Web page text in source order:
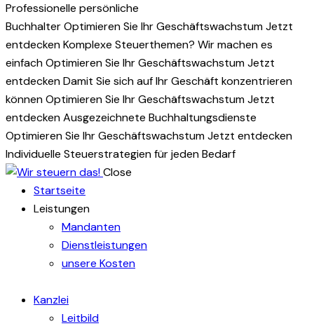
Professionelle persönliche
BuchhalterOptimieren Sie Ihr GeschäftswachstumJetzt
entdeckenKomplexe Steuerthemen? Wir machen es
einfachOptimieren Sie Ihr GeschäftswachstumJetzt
entdeckenDamit Sie sich auf Ihr Geschäft konzentrieren
könnenOptimieren Sie Ihr GeschäftswachstumJetzt
entdeckenAusgezeichnete Buchhaltungsdienste
Optimieren Sie Ihr GeschäftswachstumJetzt entdecken
Individuelle Steuerstrategien für jeden Bedarf
Close
Startseite
Leistungen
Mandanten
Dienstleistungen
unsere Kosten
Kanzlei
Leitbild